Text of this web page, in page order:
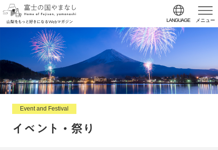
LANGUAGE メニュー
Event and Festival
イベント・祭り